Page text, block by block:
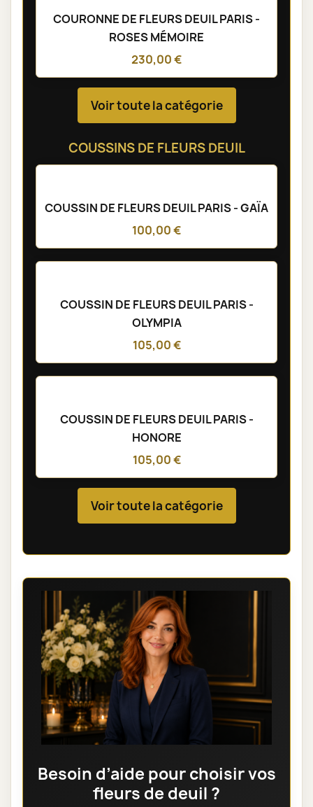
COURONNE DE FLEURS DEUIL PARIS -
ROSES MÉMOIRE
230,00 €
Voir toute la catégorie
COUSSINS DE FLEURS DEUIL
COUSSIN DE FLEURS DEUIL PARIS - GAÏA
100,00 €
COUSSIN DE FLEURS DEUIL PARIS -
OLYMPIA
105,00 €
COUSSIN DE FLEURS DEUIL PARIS -
HONORE
105,00 €
Voir toute la catégorie
Besoin d’aide pour choisir vos
fleurs de deuil ?